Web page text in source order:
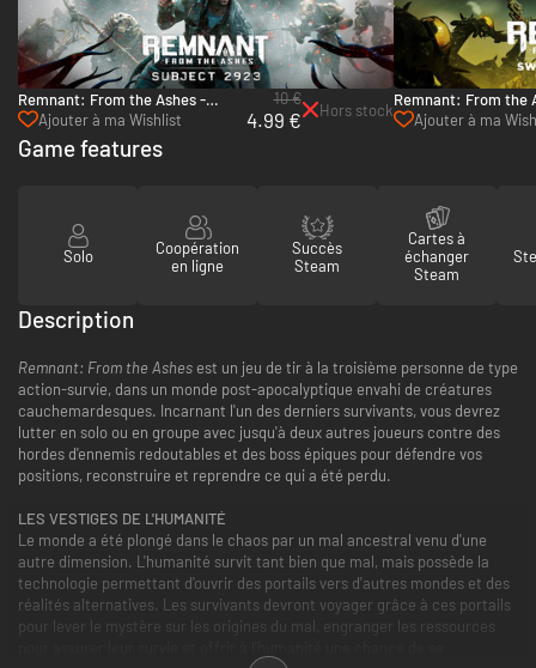
Remnant: From the Ashes -
Subject 2923 - PC (Steam)
Ajouter à ma Wishlist
10 €
4.99 € Hors stock
Remnant: From the
Swamps of Corsus -
Ajouter à ma
Game features
Solo
Coopération
en ligne
Succès
Steam
Cartes à
échanger
Steam
Description
Remnant: From the Ashes est un jeu de tir à la troisième personne de type
action-survie, dans un monde post-apocalyptique envahi de créatures
cauchemardesques. Incarnant l'un des derniers survivants, vous devrez
lutter en solo ou en groupe avec jusqu'à deux autres joueurs contre des
hordes d'ennemis redoutables et des boss épiques pour défendre vos
positions, reconstruire et reprendre ce qui a été perdu.
LES VESTIGES DE L'HUMANITÉ
Le monde a été plongé dans le chaos par un mal ancestral venu d'une
autre dimension. L'humanité survit tant bien que mal, mais possède la
technologie permettant d'ouvrir des portails vers d'autres mondes et des
réalités alternatives. Les survivants devront voyager grâce à ces portails
pour lever le mystère sur les origines du mal, engranger les ressources